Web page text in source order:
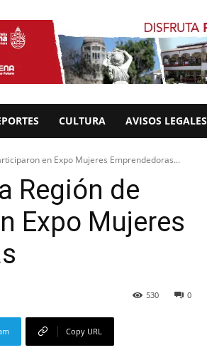
CULTURA AVISOS LEGALES
en Expo Mujeres Emprendedoras...
Región de
Expo Mujeres
0
530
Copy URL